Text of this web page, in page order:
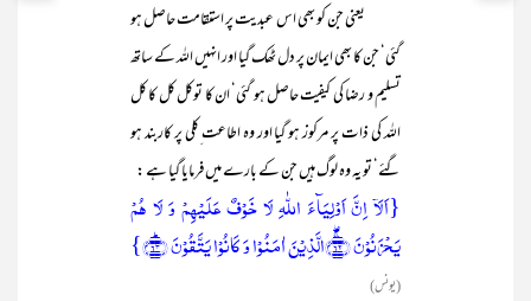
یعنی جن کو بھی اس عبدیت پر استقامت حاصل ہو
گئی‘ جن کا بھی ایمان پر دل ٹھک گیا اور انہیں اللہ کے ساتھ
تسلیم و رضا کی کیفیت حاصل ہو گئی‘ ان کا توکل کل کا کل
اللہ کی ذات پر مرکوز ہو گیا اور وہ اطاعت ِکلی پر کاربند ہو
گئے‘ تو یہ وہ لوگ ہیں جن کے بارے میں فرمایا گیا ہے :
{اَلَاۤ اِنَّ اَوۡلِیَآءَ اللّٰہِ لَا خَوۡفٌ عَلَیۡہِمۡ وَ لَا ہُمۡ
یَحۡزَنُوۡنَ ﴿ۚۖ۶۲﴾الَّذِیۡنَ اٰمَنُوۡا وَ کَانُوۡا یَتَّقُوۡنَ ﴿ؕ۶۳﴾}
(یونس)